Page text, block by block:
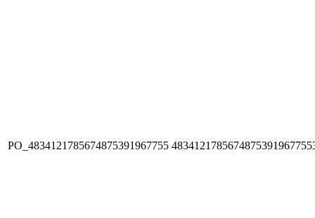
PO_4834121785674875391967755